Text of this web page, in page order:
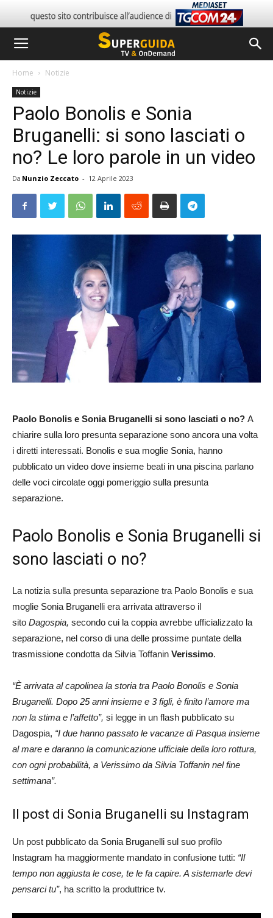
Home Notizie
Notizie
Paolo Bonolis e Sonia
Bruganelli: si sono lasciati o
no? Le loro parole in un video
Da Nunzio Zeccato - 12 Aprile 2023
Paolo Bonolis e Sonia Bruganelli si sono lasciati o no? A
chiarire sulla loro presunta separazione sono ancora una volta
i diretti interessati. Bonolis e sua moglie Sonia, hanno
pubblicato un video dove insieme beati in una piscina parlano
delle voci circolate oggi pomeriggio sulla presunta
separazione.
Paolo Bonolis e Sonia Bruganelli si
sono lasciati o no?
La notizia sulla presunta separazione tra Paolo Bonolis e sua
moglie Sonia Bruganelli era arrivata attraverso il
sito Dagospia, secondo cui la coppia avrebbe ufficializzato la
separazione, nel corso di una delle prossime puntate della
trasmissione condotta da Silvia Toffanin Verissimo.
“È arrivata al capolinea la storia tra Paolo Bonolis e Sonia
Bruganelli. Dopo 25 anni insieme e 3 figli, è finito l’amore ma
non la stima e l’affetto”, si legge in un flash pubblicato su
Dagospia, “I due hanno passato le vacanze di Pasqua insieme
al mare e daranno la comunicazione ufficiale della loro rottura,
con ogni probabilità, a Verissimo da Silvia Toffanin nel fine
settimana”.
Il post di Sonia Bruganelli su Instagram
Un post pubblicato da Sonia Bruganelli sul suo profilo
Instagram ha maggiormente mandato in confusione tutti: “Il
tempo non aggiusta le cose, te le fa capire. A sistemarle devi
pensarci tu”, ha scritto la produttrice tv.